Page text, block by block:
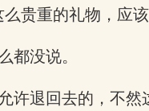
贵重的礼物，应
都没说。
许退回去的，不然